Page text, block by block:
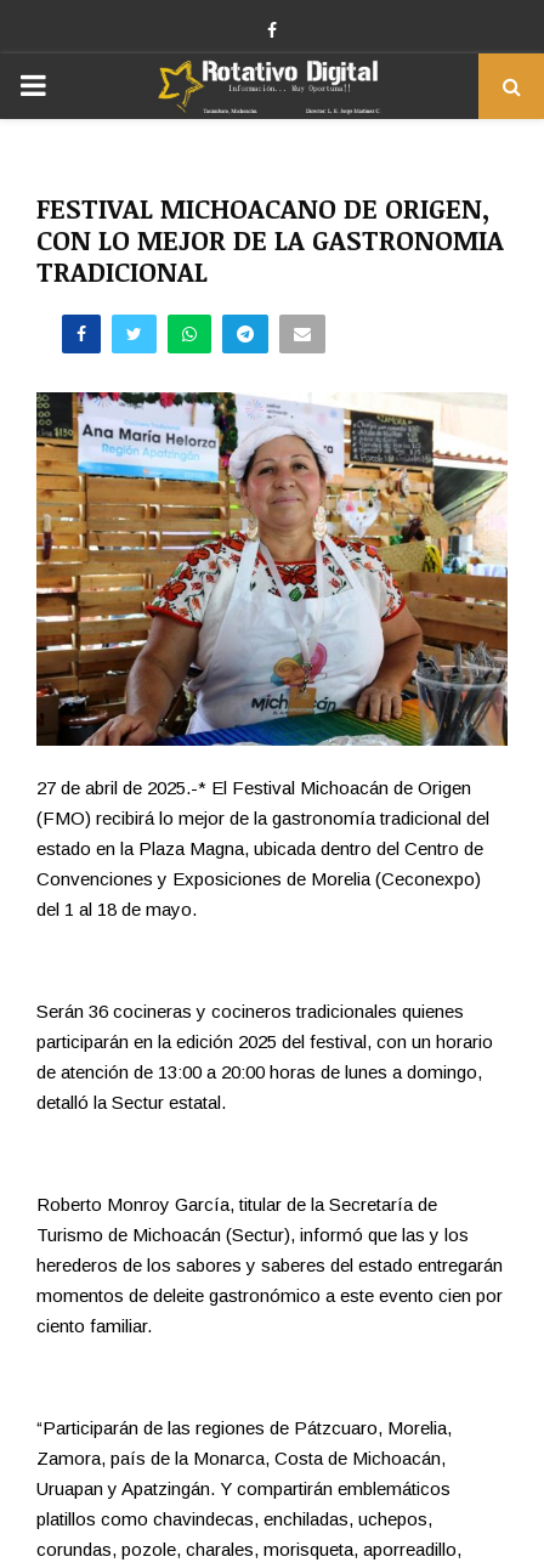
Facebook
PRIMARY
FESTIVAL MICHOACANO DE ORIGEN,
CON LO MEJOR DE LA GASTRONOMIA
TRADICIONAL
27 de abril de 2025.-* El Festival Michoacán de Origen
(FMO) recibirá lo mejor de la gastronomía tradicional del
estado en la Plaza Magna, ubicada dentro del Centro de
Convenciones y Exposiciones de Morelia (Ceconexpo)
del 1 al 18 de mayo.
Serán 36 cocineras y cocineros tradicionales quienes
participarán en la edición 2025 del festival, con un horario
de atención de 13:00 a 20:00 horas de lunes a domingo,
detalló la Sectur estatal.
Roberto Monroy García, titular de la Secretaría de
Turismo de Michoacán (Sectur), informó que las y los
herederos de los sabores y saberes del estado entregarán
momentos de deleite gastronómico a este evento cien por
ciento familiar.
“Participarán de las regiones de Pátzcuaro, Morelia,
Zamora, país de la Monarca, Costa de Michoacán,
Uruapan y Apatzingán. Y compartirán emblemáticos
platillos como chavindecas, enchiladas, uchepos,
corundas, pozole, charales, morisqueta, aporreadillo,